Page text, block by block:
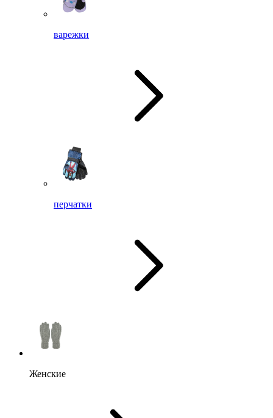
варежки
перчатки
Женские